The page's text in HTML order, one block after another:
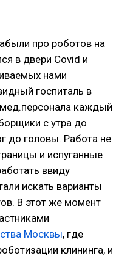
про роботов на
в двери Covid и
нами
госпиталь в
каждый
с утра до
до головы. Работа не
и испуганные
ввиду
искать варианты
В этот же момент
Москвы, где
клининга, и